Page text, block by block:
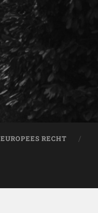
EUROPEES RECHT